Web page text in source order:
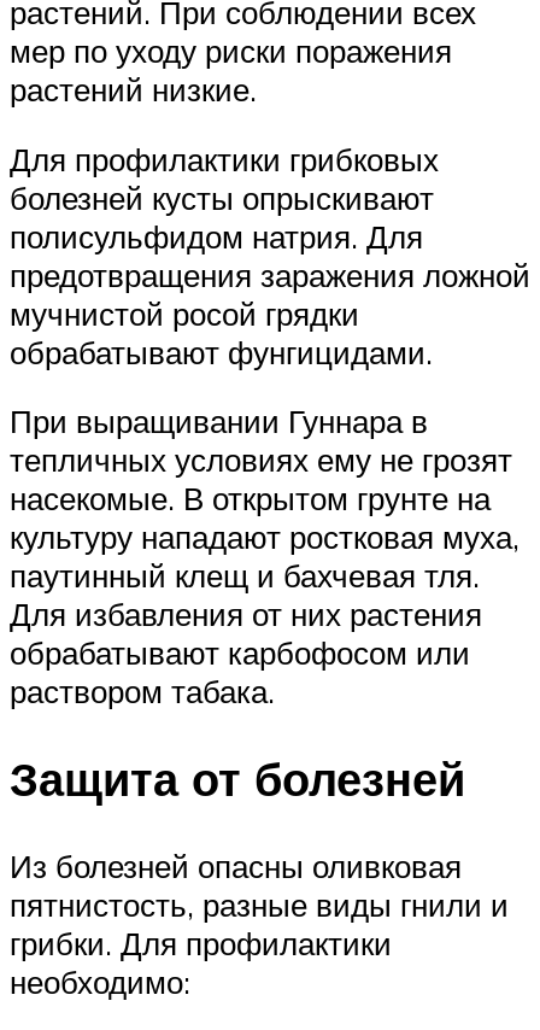
растений. При соблюдении всех
мер по уходу риски поражения
растений низкие.
Для профилактики грибковых
болезней кусты опрыскивают
полисульфидом натрия. Для
предотвращения заражения ложной
мучнистой росой грядки
обрабатывают фунгицидами.
При выращивании Гуннара в
тепличных условиях ему не грозят
насекомые. В открытом грунте на
культуру нападают ростковая муха,
паутинный клещ и бахчевая тля.
Для избавления от них растения
обрабатывают карбофосом или
раствором табака.
Защита от болезней
Из болезней опасны оливковая
пятнистость, разные виды гнили и
грибки. Для профилактики
необходимо: